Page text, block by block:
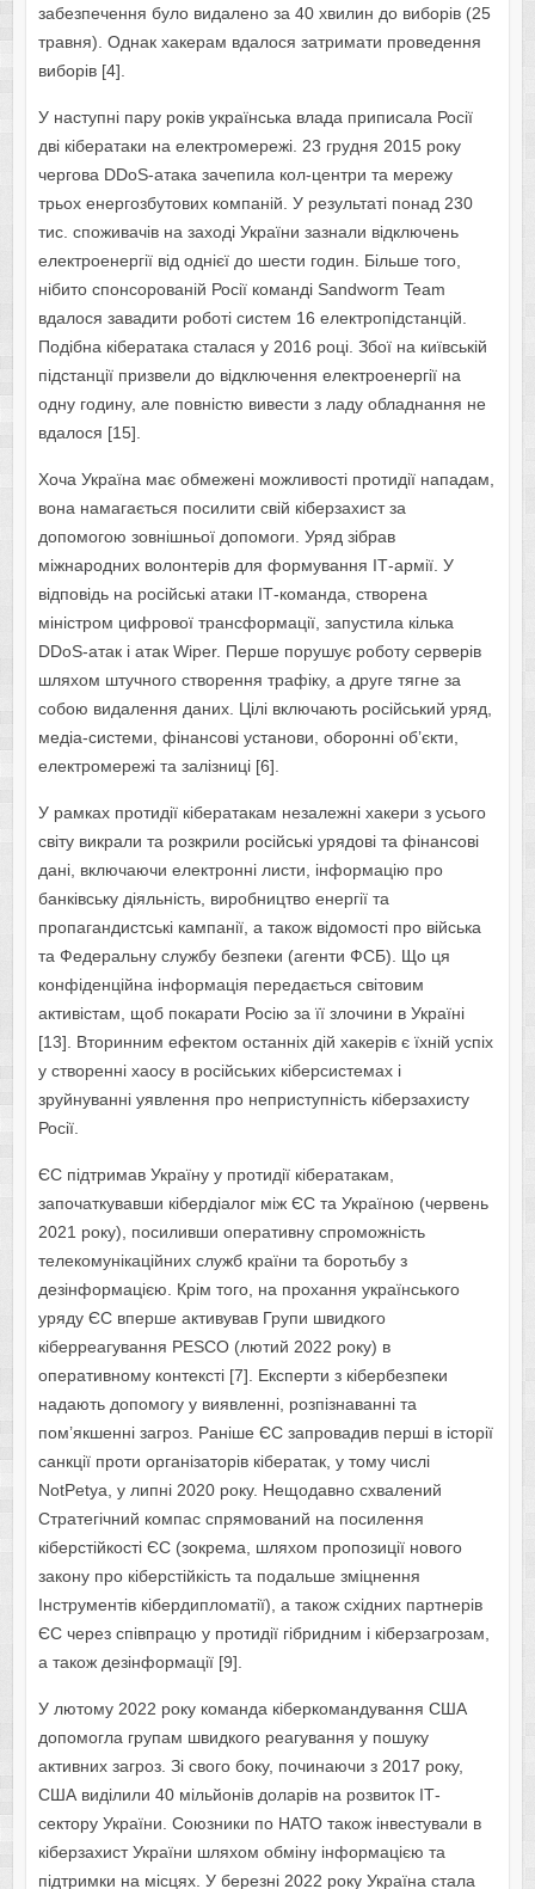
забезпечення було видалено за 40 хвилин до виборів (25
травня). Однак хакерам вдалося затримати проведення
виборів [4].
У наступні пару років українська влада приписала Росії
дві кібератаки на електромережі. 23 грудня 2015 року
чергова DDoS-атака зачепила кол-центри та мережу
трьох енергозбутових компаній. У результаті понад 230
тис. споживачів на заході України зазнали відключень
електроенергії від однієї до шести годин. Більше того,
нібито спонсорованій Росії команді Sandworm Team
вдалося завадити роботі систем 16 електропідстанцій.
Подібна кібератака сталася у 2016 році. Збої на київській
підстанції призвели до відключення електроенергії на
одну годину, але повністю вивести з ладу обладнання не
вдалося [15].
Хоча Україна має обмежені можливості протидії нападам,
вона намагається посилити свій кіберзахист за
допомогою зовнішньої допомоги. Уряд зібрав
міжнародних волонтерів для формування ІТ-армії. У
відповідь на російські атаки ІТ-команда, створена
міністром цифрової трансформації, запустила кілька
DDoS-атак і атак Wiper. Перше порушує роботу серверів
шляхом штучного створення трафіку, а друге тягне за
собою видалення даних. Цілі включають російський уряд,
медіа-системи, фінансові установи, оборонні об’єкти,
електромережі та залізниці [6].
У рамках протидії кібератакам незалежні хакери з усього
світу викрали та розкрили російські урядові та фінансові
дані, включаючи електронні листи, інформацію про
банківську діяльність, виробництво енергії та
пропагандистські кампанії, а також відомості про війська
та Федеральну службу безпеки (агенти ФСБ). Що ця
конфіденційна інформація передається світовим
активістам, щоб покарати Росію за її злочини в Україні
[13]. Вторинним ефектом останніх дій хакерів є їхній успіх
у створенні хаосу в російських кіберсистемах і
зруйнуванні уявлення про неприступність кіберзахисту
Росії.
ЄС підтримав Україну у протидії кібератакам,
започаткувавши кібердіалог між ЄС та Україною (червень
2021 року), посиливши оперативну спроможність
телекомунікаційних служб країни та боротьбу з
дезінформацією. Крім того, на прохання українського
уряду ЄС вперше активував Групи швидкого
кіберреагування PESCO (лютий 2022 року) в
оперативному контексті [7]. Експерти з кібербезпеки
надають допомогу у виявленні, розпізнаванні та
пом’якшенні загроз. Раніше ЄС запровадив перші в історії
санкції проти організаторів кібератак, у тому числі
NotPetya, у липні 2020 року. Нещодавно схвалений
Стратегічний компас спрямований на посилення
кіберстійкості ЄС (зокрема, шляхом пропозиції нового
закону про кіберстійкість та подальше зміцнення
Інструментів кібердипломатії), а також східних партнерів
ЄС через співпрацю у протидії гібридним і кіберзагрозам,
а також дезінформації [9].
У лютому 2022 року команда кіберкомандування США
допомогла групам швидкого реагування у пошуку
активних загроз. Зі свого боку, починаючи з 2017 року,
США виділили 40 мільйонів доларів на розвиток ІТ-
сектору України. Союзники по НАТО також інвестували в
кіберзахист України шляхом обміну інформацією та
підтримки на місцях. У березні 2022 року Україна стала